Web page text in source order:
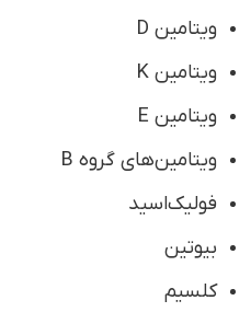
ویتامین D
ویتامین K
ویتامین E
ویتامین‌های گروه B
فولیک‌اسید
بیوتین
کلسیم